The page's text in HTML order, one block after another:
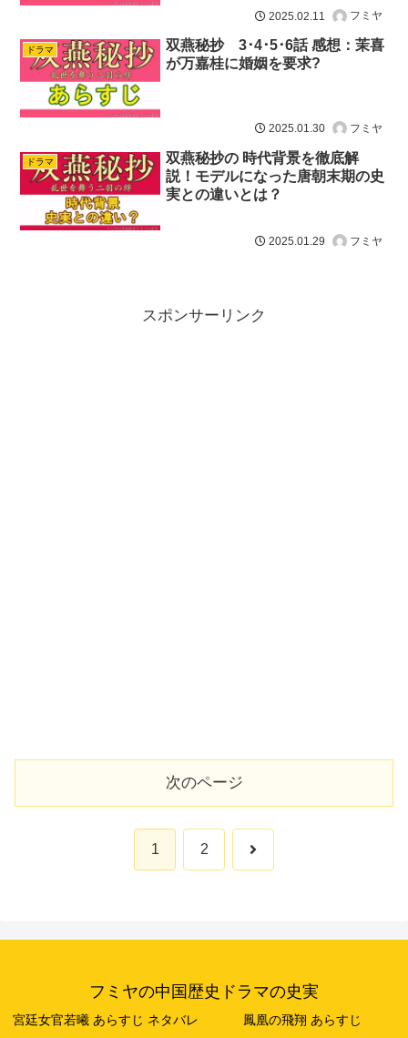
2025.02.11 フミヤ
ドラマ
双燕秘抄 3･4･5･6話 感想：茉喜
が万嘉桂に婚姻を要求?
2025.01.30 フミヤ
ドラマ
双燕秘抄の 時代背景を徹底解
説！モデルになった唐朝末期の史
実との違いとは？
2025.01.29 フミヤ
スポンサーリンク
次のページ
1 2 次
フミヤの中国歴史ドラマの史実
宮廷女官若曦 あらすじ ネタバレ 鳳凰の飛翔 あらすじ